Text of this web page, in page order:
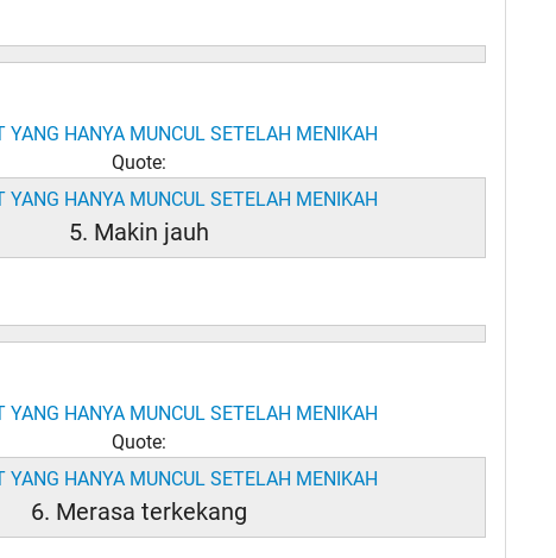
Quote:
5. Makin jauh
Quote:
6. Merasa terkekang